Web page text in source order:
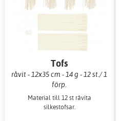
Tofs
råvit - 12x35 cm - 14 g - 12 st./ 1
förp.
Material till 12 st råvita
silkestofsar.